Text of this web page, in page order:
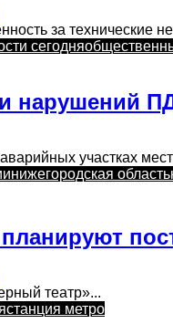
за технические
сегодня
нарушений
участках
нижегородская область
театр»...
станция метро